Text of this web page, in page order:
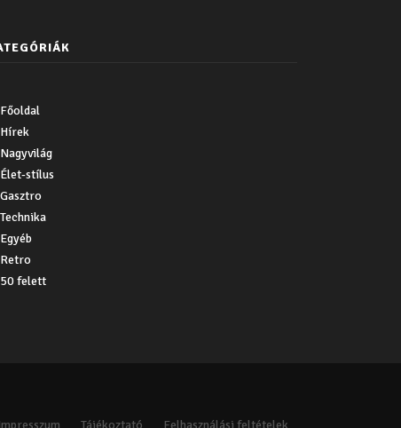
Főoldal
Hírek
Nagyvilág
Élet-stílus
Gasztro
Technika
Egyéb
Retro
50 felett
Impresszum Tájékoztató Felhasználási feltételek